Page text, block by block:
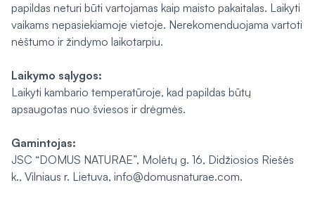
papildas neturi būti vartojamas kaip maisto pakaitalas. Laikyti
vaikams nepasiekiamoje vietoje. Nerekomenduojama vartoti
nėštumo ir žindymo laikotarpiu.
Laikymo sąlygos:
Laikyti kambario temperatūroje, kad papildas būtų
apsaugotas nuo šviesos ir drėgmės.
Gamintojas:
JSC “DOMUS NATURAE”, Molėtų g. 16, Didžiosios Riešės
k., Vilniaus r. Lietuva, info@domusnaturae.com.